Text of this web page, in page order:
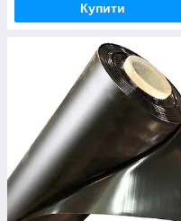
Купити